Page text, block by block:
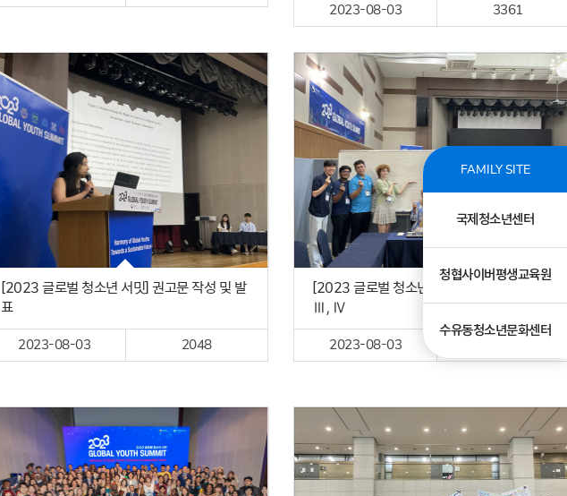
FAMILY SITE
국제청소년센터
청협사이버평생교육원
수유동청소년문화센터
2023-08-03 3361
[2023 글로벌 청소년 서밋] 권고문 작성 및 발
표
2023-08-03 2048
[2023 글로벌 청소년 서밋] 분과토론 Ⅰ, Ⅱ,
Ⅲ, Ⅳ
2023-08-03